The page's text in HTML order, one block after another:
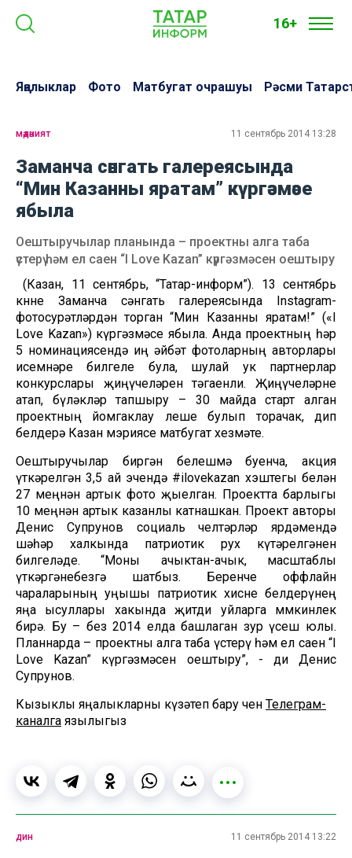
16+
Яңалыклар Фото Матбугат очрашуы Рәсми
мәдәният 11 сентябрь 2014 13:28
Заманча сәнгать галереясында
“Мин Казанны яратам” күргәзмәсе
ябыла
Оештыручылар планында – проектны алга таба
үстерү һәм ел саен “I Love Kazan” күргәзмәсен оештыру
(Казан, 11 сентябрь, “Татар-информ”). 13 сентябрь
көнне Заманча сәнгать галереясында Instagram-
фотосурәтләрдән торган “Мин Казанны яратам!” («I
Love Kazan») күргәзмәсе ябыла. Анда проектның һәр
5 номинациясендә иң әйбәт фотоларның авторлары
исемнәре билгеле була, шулай ук партнерлар
конкурслары җиңүчеләрен тәгаенли. Җиңүчеләрне
атап, бүләкләр тапшыру – 30 майда старт алган
проектның йомгаклау өлеше булып торачак, дип
белдерә Казан мэриясе матбугат хезмәте.
Оештыручылар биргән белешмә буенча, акция
үткәрелгән 3,5 ай эчендә #ilovekazan хэштегы белән
27 меңнән артык фото җыелган. Проектта барлыгы
10 меңнән артык казанлы катнашкан. Проект авторы
Денис Супрунов социаль челтәрләр ярдәмендә
шәһәр халкында патриотик рух күтәрелгәнен
билгеләде. “Моны ачыктан-ачык, масштаблы
үткәргәнебезгә шатбыз. Беренче оффлайн
чараларының уңышы патриотик хисне белдерүнең
яңа ысуллары хакында җитди уйларга мөмкинлек
бирә. Бу – без 2014 елда башлаган зур үсеш юлы.
Планнарда – проектны алга таба үстерү һәм ел саен “I
Love Kazan” күргәзмәсен оештыру”, - ди Денис
Супрунов.
Кызыклы яңалыкларны күзәтеп бару өчен Телеграм-
каналга язылыгыз
дин 11 сентябрь 2014 13:22